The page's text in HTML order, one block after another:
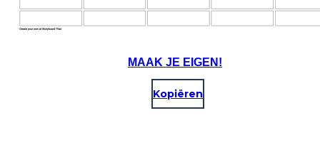
MAAK JE EIGEN!
Kopiëren